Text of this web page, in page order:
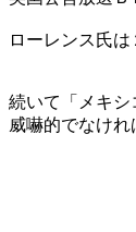
ローレンス氏
続いて「メキ
威嚇的でなけれ